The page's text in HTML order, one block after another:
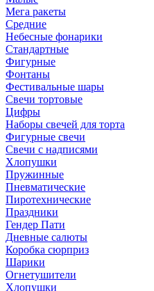
Мега ракеты
Средние
Небесные фонарики
Стандартные
Фигурные
Фонтаны
Фестивальные шары
Свечи тортовые
Цифры
Наборы свечей для торта
Фигурные свечи
Свечи с надписями
Хлопушки
Пружинные
Пневматические
Пиротехнические
Праздники
Гендер Пати
Дневные салюты
Коробка сюрприз
Шарики
Огнетушители
Хлопушки